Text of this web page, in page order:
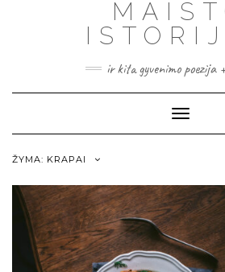
ir kita gyvenimo poezija
Toggle
ŽYMA: KRAPAI